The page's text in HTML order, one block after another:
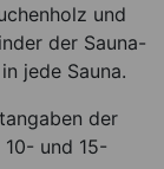
und
der Sauna-
jede Sauna.
der
und 15-